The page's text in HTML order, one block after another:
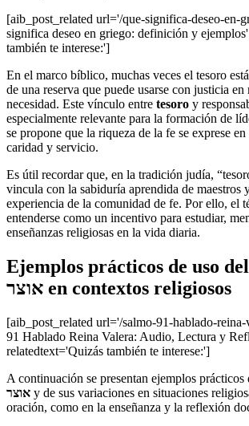
[aib_post_related url='/que-significa-deseo-en-
significa deseo en griego: definición y
también te interese:']
En el marco bíblico, muchas veces el tesoro
de una reserva que puede usarse con justicia en
necesidad. Este vínculo entre tesoro y
especialmente relevante para la formación de
se propone que la riqueza de la fe se exprese
caridad y servicio.
Es útil recordar que, en la tradición judía,
vincula con la sabiduría aprendida de maestros
experiencia de la comunidad de fe. Por ello, el
entenderse como un incentivo para estudiar,
enseñanzas religiosas en la vida diaria.
Ejemplos prácticos de uso
אוצר en contextos religiosos
[aib_post_related url='/salmo-91-hablado-
91 Hablado Reina Valera: Audio, Lectura y
relatedtext='Quizás también te interese:']
A continuación se presentan ejemplos
אוצר y de sus variaciones en situaciones
oración, como en la enseñanza y la reflexión